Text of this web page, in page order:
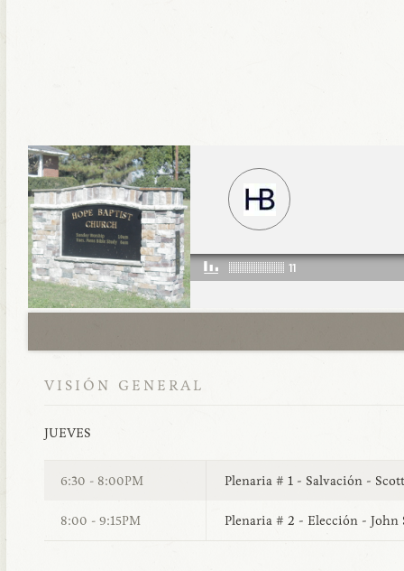
VISIÓN GENERAL
JUEVES
6:30 - 8:00PM Plenaria # 1 - Salvación -
8:00 - 9:15PM Plenaria # 2 - Elección - John